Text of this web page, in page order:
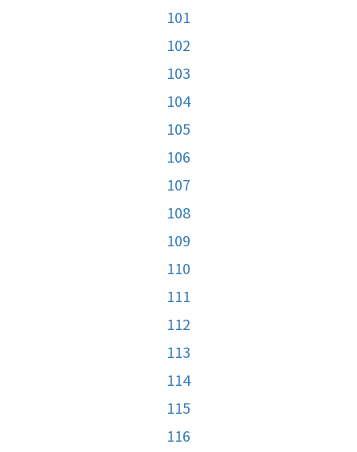
101
102
103
104
105
106
107
108
109
110
111
112
113
114
115
116